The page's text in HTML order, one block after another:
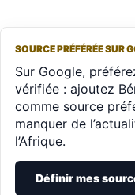
SOURCE PRÉFÉRÉE SUR
Sur Google,
vérifiée : ajoutez
comme source
manquer de
l’Afrique.
Définir mes